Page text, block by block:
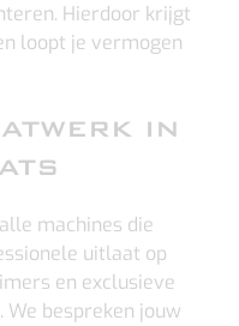
Hierdoor krijgt
loopt je vermogen
IN
machines die
uitlaat op
en exclusieve
We bespreken jouw